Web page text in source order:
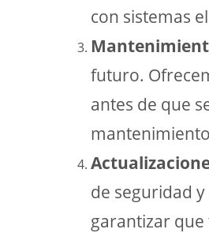
con sistemas
futuro.
antes de que
de seguridad
garantizar